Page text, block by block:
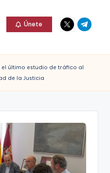
Únete
Elemento
del
Elemento
del
el último estudio de tráfico al
de la Justicia